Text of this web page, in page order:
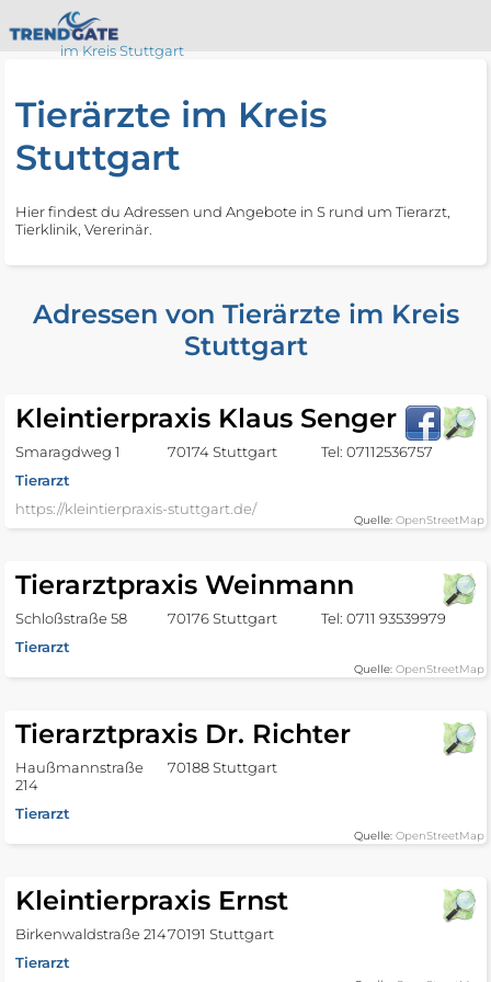
im Kreis Stuttgart
Tierärzte im Kreis
Stuttgart
Hier findest du Adressen und Angebote in S rund um Tierarzt,
Tierklinik, Vererinär.
Adressen von Tierärzte im Kreis
Stuttgart
Kleintierpraxis Klaus Senger
Smaragdweg 1 70174 Stuttgart
Tel: 07112536757
Tierarzt
https://kleintierpraxis-stuttgart.de/
Quelle: OpenStreetMap
Tierarztpraxis Weinmann
Schloßstraße 58 70176 Stuttgart
Tel: 0711 93539979
Tierarzt
Quelle: OpenStreetMap
Tierarztpraxis Dr. Richter
Haußmannstraße
214
70188 Stuttgart
Tierarzt
Quelle: OpenStreetMap
Kleintierpraxis Ernst
Birkenwaldstraße 21470191 Stuttgart
Tierarzt